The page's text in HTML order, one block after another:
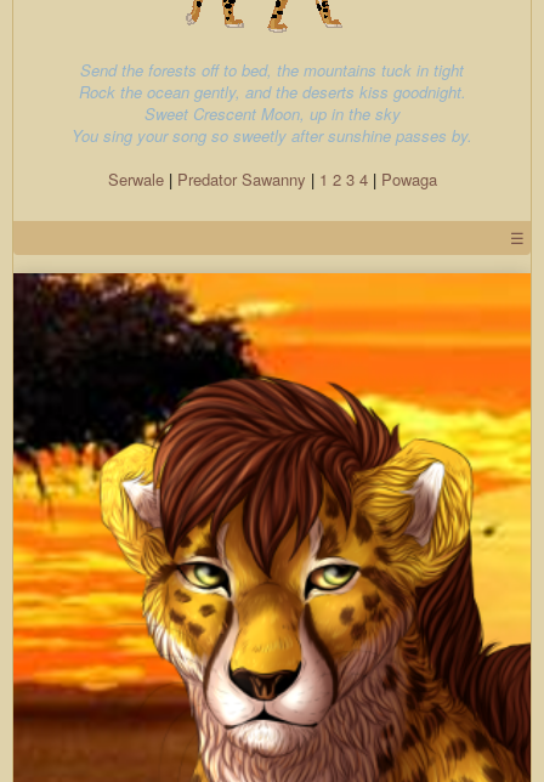
Send the forests off to bed, the mountains tuck in tight
Rock the ocean gently, and the deserts kiss goodnight.
Sweet Crescent Moon, up in the sky
You sing your song so sweetly after sunshine passes by.
Serwale| Predator Sawanny | 1 2 3 4| Powaga
☰